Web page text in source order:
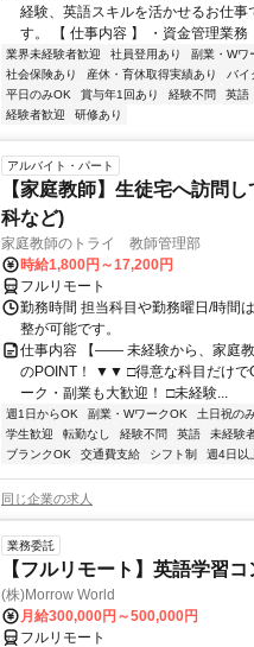
経験、英語スキルを活かせるお仕
す。 【 仕事内容 】 ・資金管理業務
業界未経験者歓迎 社員登用あり 副業・Wワ
社会保険あり
産休・育休取得実績あり バイ
平日のみOK
賞与年1回あり 経験不問 英語
経験者歓迎
研修あり
アルバイト・パート
【家庭教師】生徒宅へ訪問
科など)
家庭教師のトライ 教師管理部
時給1,800円～17,200円
フルリモート
勤務時間 担当科目や勤務曜日/時間
整が可能です。
仕事内容 【―― 未経験から、家庭
のPOINT！ ▼▼ □得意な科目だけで
ーク・副業も大歓迎！ □未経験...
週1日からOK 副業・WワークOK 土日祝の
学生歓迎
転勤なし 経験不問 英語 未経験
ブランクOK
交通費支給 シフト制 週4日以
同じ企業の求人
業務委託
【フルリモート】英語学習
(株)Morrow World
月給300,000円～500,000円
フルリモート